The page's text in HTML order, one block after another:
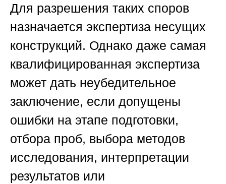
Для разрешения таких споров
назначается экспертиза несущих
конструкций. Однако даже самая
квалифицированная экспертиза
может дать неубедительное
заключение, если допущены
ошибки на этапе подготовки,
отбора проб, выбора методов
исследования, интерпретации
результатов или